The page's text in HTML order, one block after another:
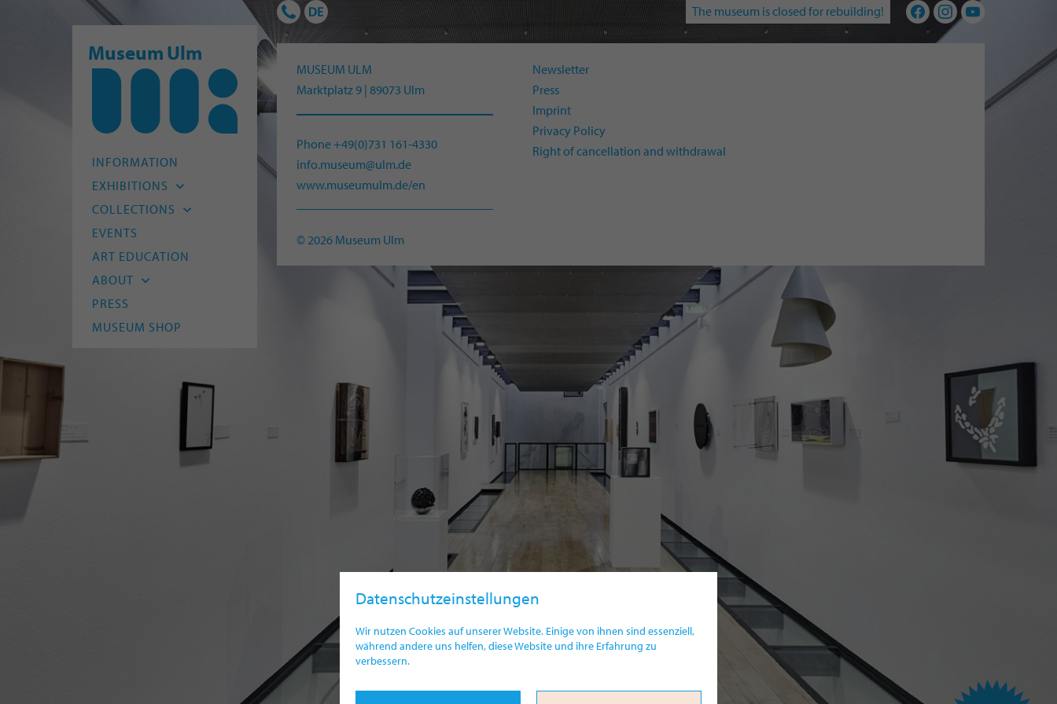
Datenschutzeinstellungen
Wir nutzen Cookies auf unserer Website. Einige von ihnen sind essenziell,
während andere uns helfen, diese Website und ihre Erfahrung zu
verbessern.
Museum Ulm
INFORMATION
EXHIBITIONS
Current
Upcoming
Past
COLLECTIONS
Archaeology
Old Masters
Modern Art
HfG Ulm
Provenance Research
EVENTS
ART EDUCATION
ABOUT
Mission Statement
Team
PRESS
MUSEUM SHOP
The museum is closed for rebuilding!
MUSEUM ULM
Marktplatz 9 | 89073 Ulm
Phone +49(0)731 161-4330
info.museum@ulm.de
www.museumulm.de/en
Newsletter
Press
Imprint
Privacy Policy
Right of cancellation and withdrawal
© 2026 Museum Ulm